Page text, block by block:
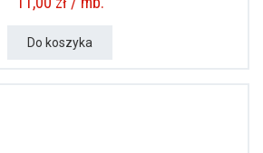
Do koszyka